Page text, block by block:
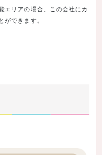
エリアの場合、この会社にカ
できます。